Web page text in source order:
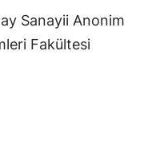
Sanayii Anonim
Fakültesi